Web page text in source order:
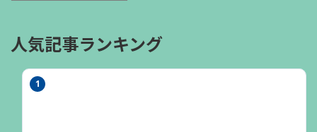
人気記事ランキング